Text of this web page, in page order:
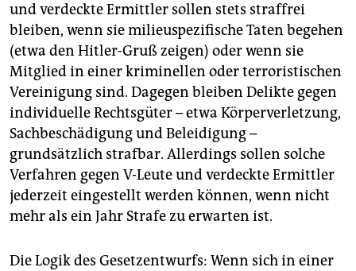
und verdeckte Ermittler sollen stets straffrei
bleiben, wenn sie milieuspezifische Taten begehen
(etwa den Hitler-Gruß zeigen) oder wenn sie
Mitglied in einer kriminellen oder terroristischen
Vereinigung sind. Dagegen bleiben Delikte gegen
individuelle Rechtsgüter – etwa Körperverletzung,
Sachbeschädigung und Beleidigung –
grundsätzlich strafbar. Allerdings sollen solche
Verfahren gegen V-Leute und verdeckte Ermittler
jederzeit eingestellt werden können, wenn nicht
mehr als ein Jahr Strafe zu erwarten ist.
Die Logik des Gesetzentwurfs: Wenn sich in einer